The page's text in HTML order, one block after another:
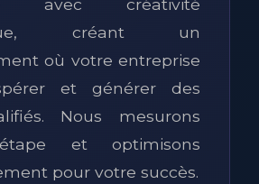
avec créativité
créant un
où votre entreprise
et générer des
Nous mesurons
et optimisons
pour votre succès.